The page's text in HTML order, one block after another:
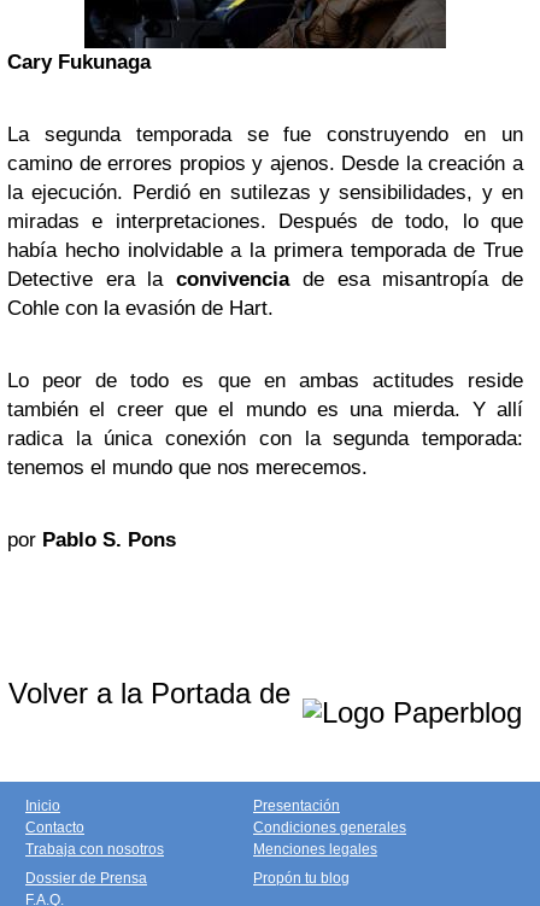
Cary Fukunaga
La segunda temporada se fue construyendo en un
camino de errores propios y ajenos. Desde la creación a
la ejecución. Perdió en sutilezas y sensibilidades, y en
miradas e interpretaciones. Después de todo, lo que
había hecho inolvidable a la primera temporada de True
Detective era laconvivenciade esa misantropía de
Cohle con la evasión de Hart.
Lo peor de todo es que en ambas actitudes reside
también el creer que el mundo es una mierda. Y allí
radica la única conexión con la segunda temporada:
tenemos el mundo que nos merecemos.
por Pablo S. Pons
Volver a la Portada de
Inicio
Contacto
Trabaja con nosotros
Presentación
Condiciones generales
Menciones legales
Dossier de Prensa
F.A.Q.
Propón tu blog